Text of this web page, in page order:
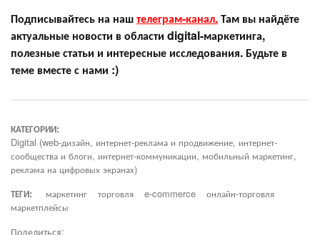
Подписывайтесь на наштелеграм-канал.Там вы найдёте
актуальные новости в области digital-маркетинга,
полезные статьи и интересные исследования. Будьте в
теме вместе с нами :)
КАТЕГОРИИ:
Digital (web-дизайн, интернет-реклама и продвижение, интернет-
сообщества и блоги, интернет-коммуникации, мобильный маркетинг,
реклама на цифровых экранах)
ТЕГИ:
маркетинг торговля e-commerce
онлайн-торговля
маркетплейсы
Поделиться: